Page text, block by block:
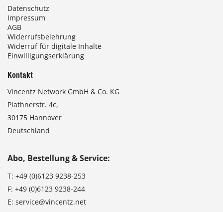
Datenschutz
Impressum
AGB
Widerrufsbelehrung
Widerruf für digitale Inhalte
Einwilligungserklärung
Kontakt
Vincentz Network GmbH & Co. KG
Plathnerstr. 4c,
30175 Hannover
Deutschland
Abo, Bestellung & Service:
T: +49 (0)6123 9238-253
F: +49 (0)6123 9238-244
E: service@vincentz.net